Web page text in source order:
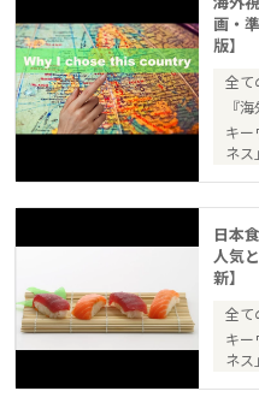
画・
版】
全て
『
キー
ネス
日本
人気
新】
全て
キー
ネス